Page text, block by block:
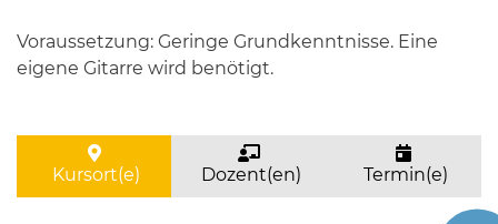
Voraussetzung: Geringe Grundkenntnisse. Eine
eigene Gitarre wird benötigt.
Kursort(e) Dozent(en) Termin(e)